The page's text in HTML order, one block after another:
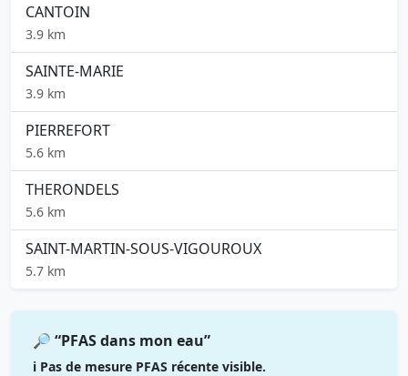
CANTOIN
3.9 km
SAINTE-MARIE
3.9 km
PIERREFORT
5.6 km
THERONDELS
5.6 km
SAINT-MARTIN-SOUS-VIGOUROUX
5.7 km
🔎 “PFAS dans mon eau”
ℹ️ Pas de mesure PFAS récente visible.